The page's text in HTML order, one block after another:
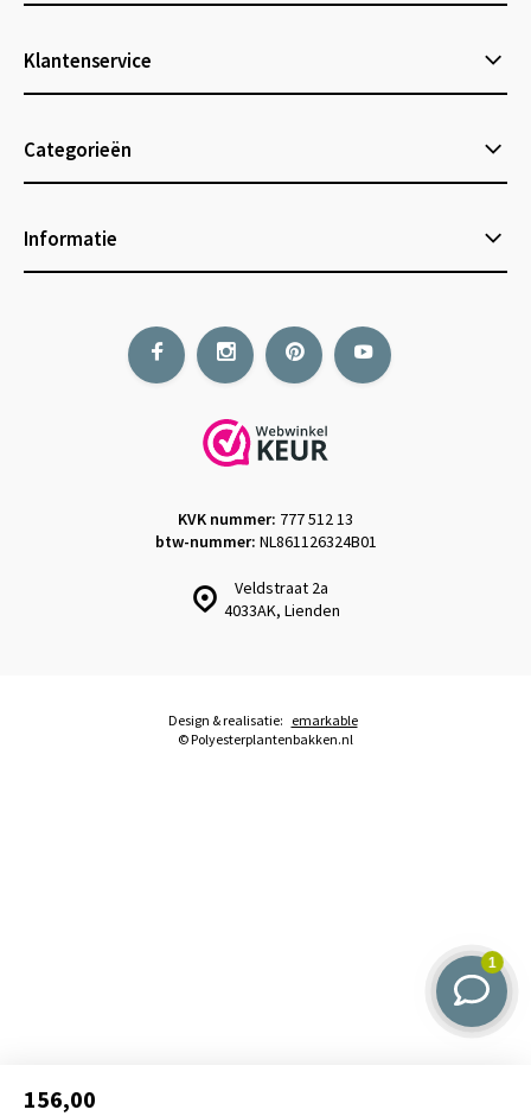
156,00
Klantenservice
Categorieën
Informatie
Veldstraat 2a
4033AK, Lienden
KVK nummer: 777 512 13
btw-nummer: NL861126324B01
© Polyesterplantenbakken.nl
Design & realisatie: emarkable